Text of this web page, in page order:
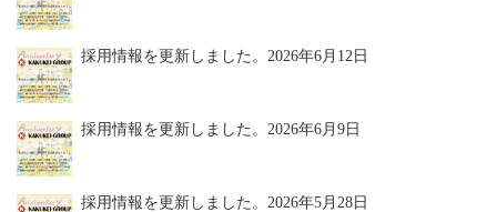
採用情報を更新しました。 2026年6月12日
採用情報を更新しました。 2026年6月9日
採用情報を更新しました。 2026年5月28日